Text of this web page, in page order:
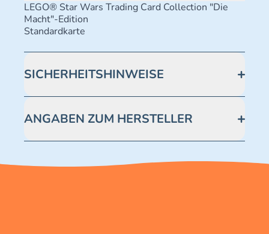
LEGO® Star Wars Trading Card Collection "Die
Macht"-Edition
Standardkarte
SICHERHEITSHINWEISE
Enthält verschluckbare Kleinteile -
Erstickungsgefahr.
ANGABEN ZUM HERSTELLER
ocean.de/kundenservice Telefonnummer: 0711
2202990 Seidenstraße 19 70174 Stuttgart